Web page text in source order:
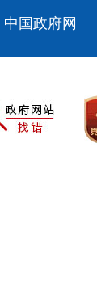
中国政府网